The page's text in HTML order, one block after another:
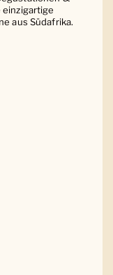
einzigartige
aus Südafrika.